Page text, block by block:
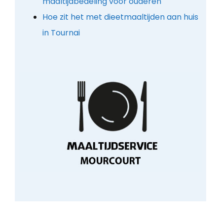
Hoe zit het met dieetmaaltijden aan huis
in Tournai